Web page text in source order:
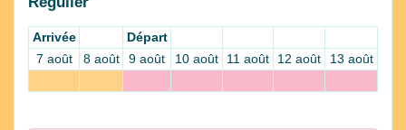
Arrivée
Départ
7 août
8 août 9 août 10 août 11 août 12 août 13 août